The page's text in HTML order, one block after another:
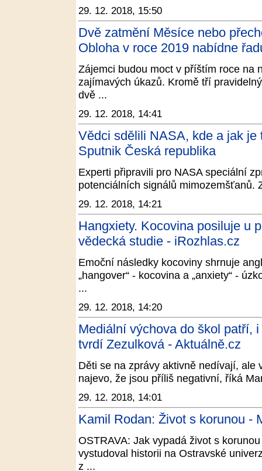
29. 12. 2018, 15:50
Dvě zatmění Měsíce nebo
Obloha v roce 2019 nabídne
Zájemci budou moct v příštím roce na
zajímavých úkazů. Kromě tří
dvě ...
29. 12. 2018, 14:41
Vědci sdělili NASA, kde a jak
Sputnik Česká republika
Experti připravili pro NASA speciální
potenciálních signálů mimozemšťanů.
29. 12. 2018, 14:21
Hangxiety. Kocovina posiluje u
vědecká studie - iRozhlas.cz
Emoční následky kocoviny shrnuje
„hangover“ - kocovina a „anxiety“ -
...
29. 12. 2018, 14:20
Mediální výchova do škol patří,
tvrdí Zezulková - Aktuálně.cz
Děti se na zprávy aktivně nedívají,
najevo, že jsou příliš negativní, říká
29. 12. 2018, 14:01
Kamil Rodan: Život s korunou -
OSTRAVA: Jak vypadá život s
vystudoval historii na Ostravské
z ...